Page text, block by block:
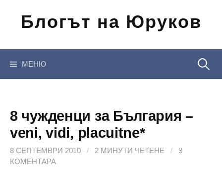
съдържанието
Блогът на Юруков
МЕНЮ
8 чужденци за България –
veni, vidi, placuitne*
8 СЕПТЕМВРИ 2010 / 2 МИНУТИ ЧЕТЕНЕ /
9
КОМЕНТАРА